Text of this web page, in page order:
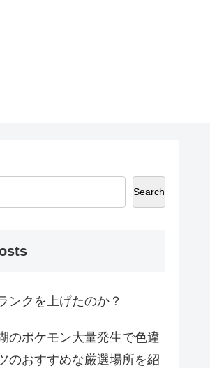
Search
ンクを上げたのか？
のポケモン大量発生で色違
のおすすめな厳選場所を紹